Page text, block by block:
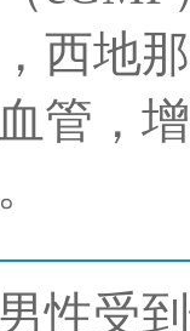
西地
管，
男性受